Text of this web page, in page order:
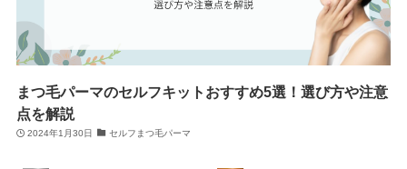
まつ毛パーマのセルフキットおすすめ5選！選び方や注意
点を解説
2024年1月30日 セルフまつ毛パーマ